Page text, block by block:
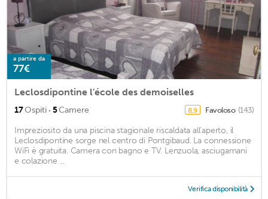
a partire da
77€
Leclosdipontine l'école des demoiselles
17Ospiti · 5Camere 8,9 Favoloso (143)
Impreziosito da una piscina stagionale riscaldata all'aperto, il
Leclosdipontine sorge nel centro di Pontgibaud. La connessione
WiFi è gratuita. Camera con bagno e TV. Lenzuola, asciugamani
e colazione ...
Verifica disponibilità